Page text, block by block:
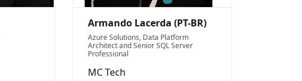
Armando Lacerda (PT-BR)
Azure Solutions, Data Platform
Architect and Senior SQL Server
Professional
MC Tech